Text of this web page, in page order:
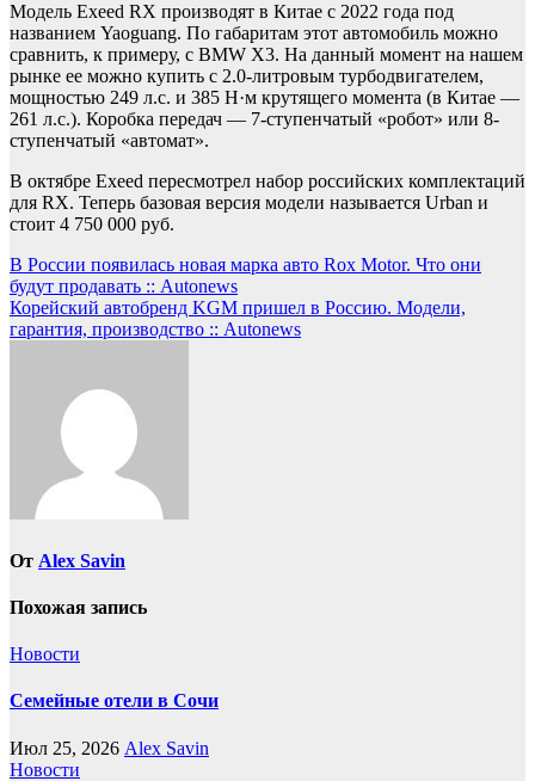
Модель Exeed RX производят в Китае с 2022 года под
названием Yaoguang. По габаритам этот автомобиль можно
сравнить, к примеру, с BMW X3. На данный момент на нашем
рынке ее можно купить с 2.0-литровым турбодвигателем,
мощностью 249 л.с. и 385 Н·м крутящего момента (в Китае —
261 л.с.). Коробка передач — 7-ступенчатый «робот» или 8-
ступенчатый «автомат».
В октябре Exeed пересмотрел набор российских комплектаций
для RX. Теперь базовая версия модели называется Urban и
стоит 4 750 000 руб.
Навигация
по
записям
В России появилась новая марка авто Rox Motor. Что они
будут продавать :: Autonews
Корейский автобренд KGM пришел в Россию. Модели,
гарантия, производство :: Autonews
От Alex Savin
Похожая запись
Новости
Семейные отели в Сочи
Июл 25, 2026 Alex Savin
Новости